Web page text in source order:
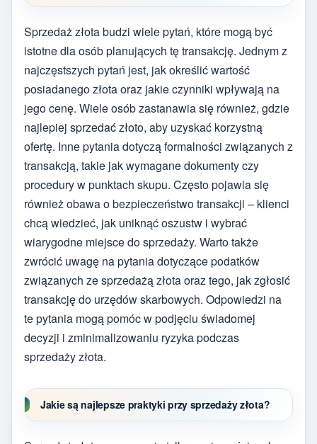
Sprzedaż złota budzi wiele pytań, które mogą być
istotne dla osób planujących tę transakcję. Jednym z
najczęstszych pytań jest, jak określić wartość
posiadanego złota oraz jakie czynniki wpływają na
jego cenę. Wiele osób zastanawia się również, gdzie
najlepiej sprzedać złoto, aby uzyskać korzystną
ofertę. Inne pytania dotyczą formalności związanych z
transakcją, takie jak wymagane dokumenty czy
procedury w punktach skupu. Często pojawia się
również obawa o bezpieczeństwo transakcji – klienci
chcą wiedzieć, jak uniknąć oszustw i wybrać
wiarygodne miejsce do sprzedaży. Warto także
zwrócić uwagę na pytania dotyczące podatków
związanych ze sprzedażą złota oraz tego, jak zgłosić
transakcję do urzędów skarbowych. Odpowiedzi na
te pytania mogą pomóc w podjęciu świadomej
decyzji i zminimalizowaniu ryzyka podczas
sprzedaży złota.
Jakie są najlepsze praktyki przy sprzedaży złota?